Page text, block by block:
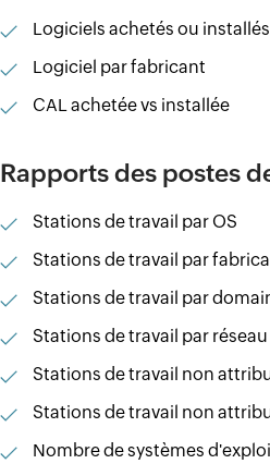
Logiciels achetés ou installés
Logiciel par fabricant
CAL achetée vs installée
Rapports des postes
Stations de travail par OS
Stations de travail par
Stations de travail par
Stations de travail par réseau
Stations de travail non
Stations de travail non
Nombre de systèmes